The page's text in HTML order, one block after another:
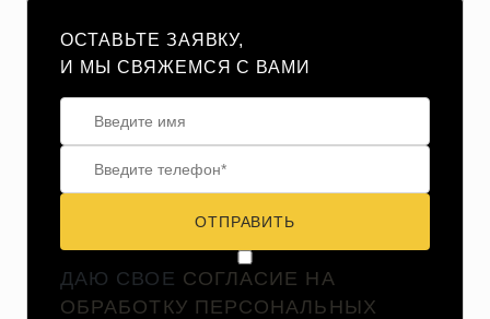
ОСТАВЬТЕ ЗАЯВКУ,
И МЫ СВЯЖЕМСЯ С ВАМИ
ОТПРАВИТЬ
ДАЮ СВОЕ СОГЛАСИЕ НА
ОБРАБОТКУ ПЕРСОНАЛЬНЫХ